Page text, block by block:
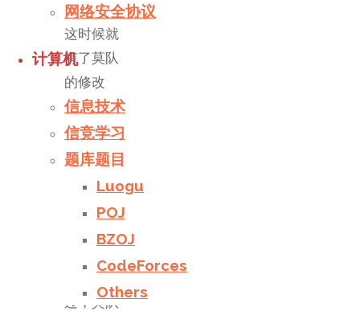
网络安全协议
计算机
信息技术
信竞学习
题库题目
Luogu
POJ
BZOJ
CodeForces
Others
怎么办？
这时候就
有了莫队
的修改
版：
带修
莫队
前面说
过，莫队